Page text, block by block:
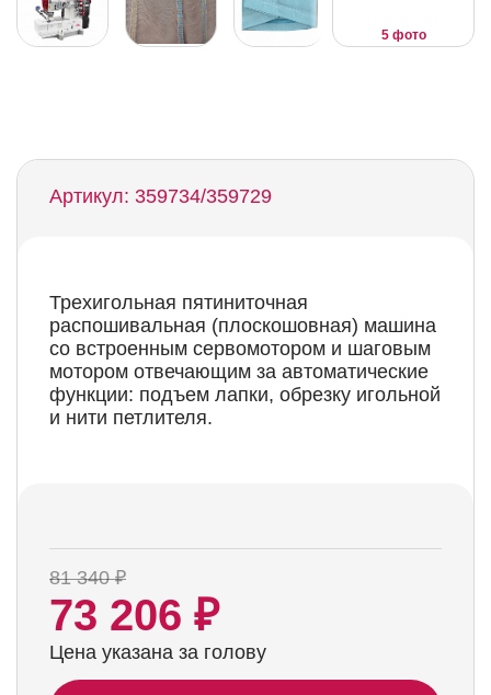
5 фото
Артикул: 359734/359729
Трехигольная пятиниточная
распошивальная (плоскошовная) машина
со встроенным сервомотором и шаговым
мотором отвечающим за автоматические
функции: подъем лапки, обрезку игольной
и нити петлителя.
81 340 ₽
73 206 ₽
Цена указана за голову